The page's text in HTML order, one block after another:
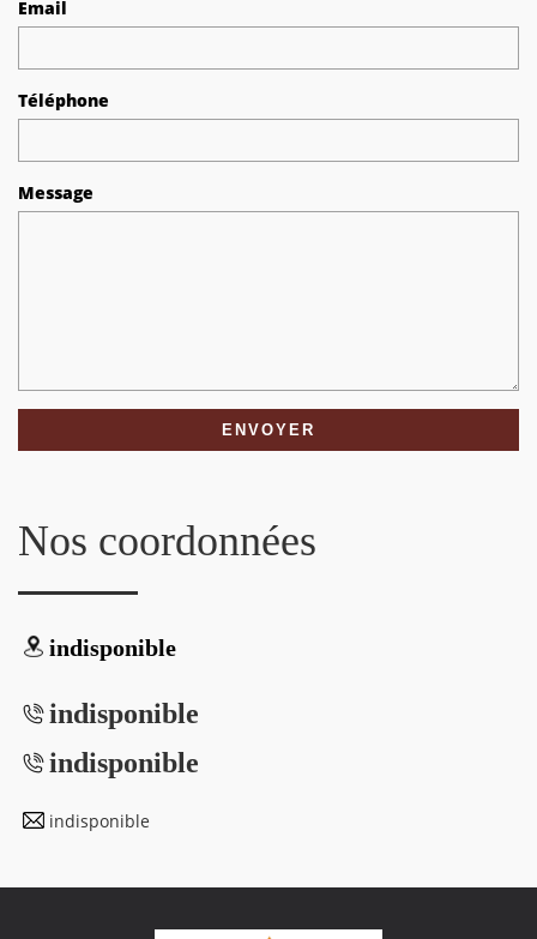
Email
Téléphone
Message
Nos coordonnées
indisponible
indisponible
indisponible
indisponible